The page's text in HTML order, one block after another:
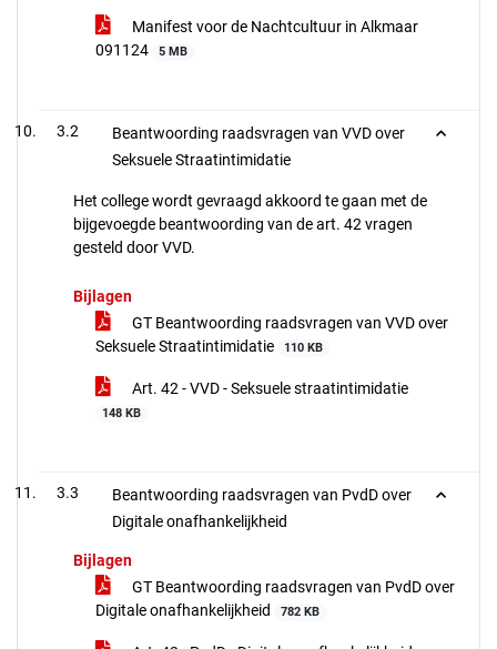
Manifest voor de Nachtcultuur in Alkmaar
091124
5 MB
3.2
Beantwoording raadsvragen van VVD over
Seksuele Straatintimidatie
Het college wordt gevraagd akkoord te gaan met de
bijgevoegde beantwoording van de art. 42 vragen
gesteld door VVD.
Bijlagen
GT Beantwoording raadsvragen van VVD over
Seksuele Straatintimidatie
110 KB
Art. 42 - VVD - Seksuele straatintimidatie
148 KB
3.3
Beantwoording raadsvragen van PvdD over
Digitale onafhankelijkheid
Bijlagen
GT Beantwoording raadsvragen van PvdD over
Digitale onafhankelijkheid
782 KB